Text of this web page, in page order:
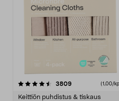
3809arvostelut (1,00/
Keittiön puhdistus & tiskaus
4.5viidestä